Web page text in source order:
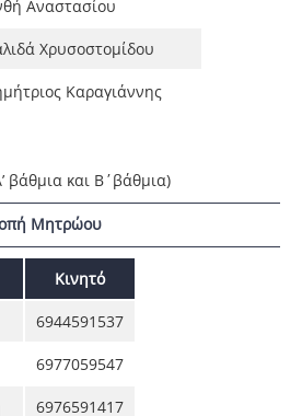
Αναστασίου
Χρυσοστομίδου
Καραγιάννης
βάθμια και Β΄βάθμια)
Μητρώου
Κινητό
6944591537
6977059547
6976591417